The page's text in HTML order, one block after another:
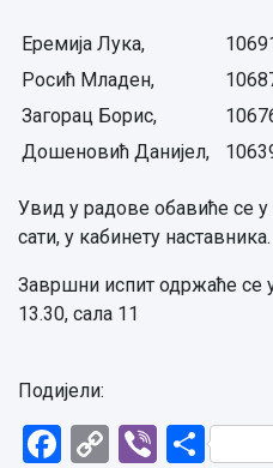
Еремија Лука,
Росић Младен,
Загорац Борис,
Дошеновић Данијел,
Увид у радове обавиће се у
сати, у кабинету наставника.
Завршни испит одржаће се
13.30, сала 11
Подијели:
Facebook
CopyViber